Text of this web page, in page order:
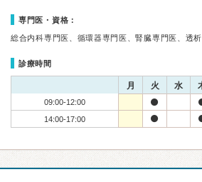
専門医・資格：
総合内科専門医、循環器専門医、腎臓専門医、透
診療時間
月 火 水
09:00-12:00
14:00-17:00